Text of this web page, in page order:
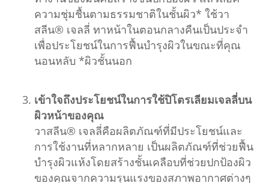
ความชุ่มชื้นตามธรรมชาติในชั้นผิว* ใช้วา
สลีน® เจลลี่ ทาหน้าในตอนกลางคืนเป็นประจำ
เพื่อประโยชน์ในการฟื้นบำรุงผิวในขณะที่คุณ
นอนหลับ *ผิวชั้นนอก
เข้าใจถึงประโยชน์ในการใช้ปิโตรเลียมเจลลี่บน
ผิวหน้าของคุณ
วาสลีน® เจลลี่คือผลิตภัณฑ์ที่มีประโยชน์และ
การใช้งานที่หลากหลาย เป็นผลิตภัณฑ์ที่ช่วยฟื้น
บำรุงผิวแห้งโดยสร้างชั้นเคลือบที่ช่วยปกป้องผิว
ของคุณจากความรุนแรงของสภาพอากาศต่างๆ